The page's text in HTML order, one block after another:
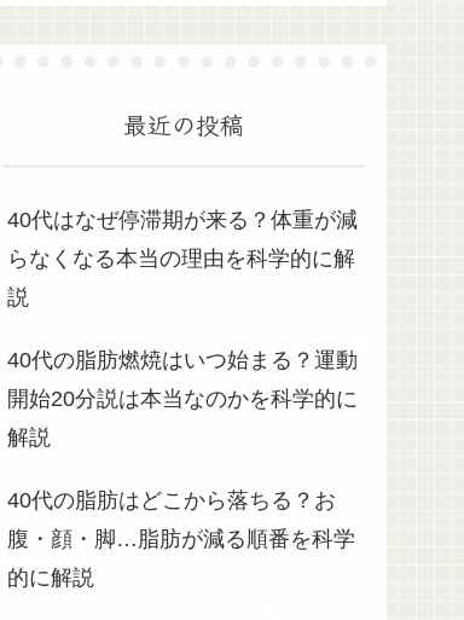
最近の投稿
40代はなぜ停滞期が来る？体重が減
らなくなる本当の理由を科学的に解
説
40代の脂肪燃焼はいつ始まる？運動
開始20分説は本当なのかを科学的に
解説
40代の脂肪はどこから落ちる？お
腹・顔・脚…脂肪が減る順番を科学
的に解説